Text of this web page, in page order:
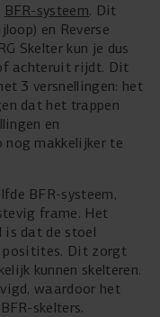
BFR-systeem. Dit
en Reverse
Skelter kun je dus
achteruit rijdt. Dit
3 versnellingen: het
dat het trappen
en
nog makkelijker te
BFR-systeem,
frame. Het
is dat de stoel
positites. Dit zorgt
kunnen skelteren.
waardoor het
skelters.